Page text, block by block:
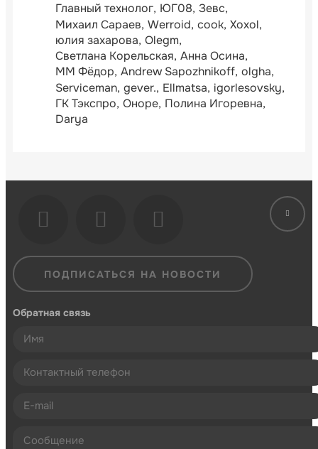
Главный технолог ЮГ08 Зевс
Михаил Сараев Werroid cook Xoxol
юлия захарова Olegm
Светлана Корельская Анна Осина
ММ Фёдор Andrew Sapozhnikoff olgha
Serviceman gever. Ellmatsa igorlesovsky
ГК Тэкспро Оноре Полина Игоревна
Darya
ПОДПИСАТЬСЯ НА НОВОСТИ
Обратная связь